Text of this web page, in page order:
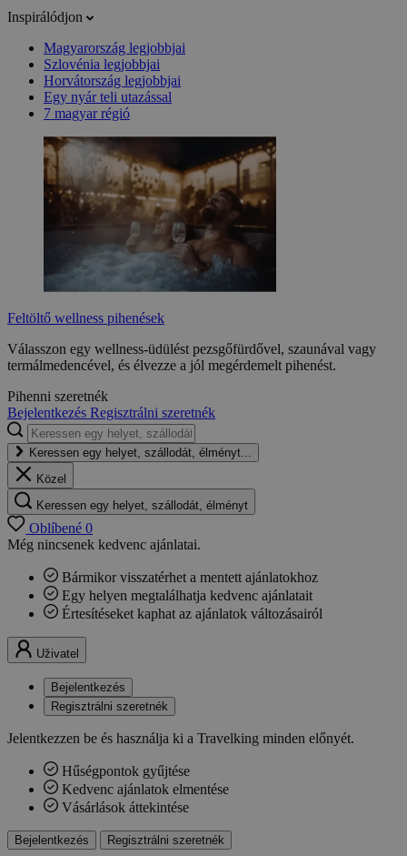
Inspirálódjon
Magyarország legjobbjai
Szlovénia legjobbjai
Horvátország legjobbjai
Egy nyár teli utazással
7 magyar régió
Feltöltő wellness pihenések
Válasszon egy wellness-üdülést pezsgőfürdővel, szaunával vagy
termálmedencével, és élvezze a jól megérdemelt pihenést.
Pihenni szeretnék
Bejelentkezés Regisztrálni szeretnék
Keressen egy helyet, szállodát, élményt...
Közel
Keressen egy helyet, szállodát, élményt
Oblíbené 0
Még nincsenek kedvenc ajánlatai.
Bármikor visszatérhet a mentett ajánlatokhoz
Egy helyen megtalálhatja kedvenc ajánlatait
Értesítéseket kaphat az ajánlatok változásairól
Uživatel
Bejelentkezés
Regisztrálni szeretnék
Jelentkezzen be és használja ki a Travelking minden előnyét.
Hűségpontok gyűjtése
Kedvenc ajánlatok elmentése
Vásárlások áttekintése
Bejelentkezés Regisztrálni szeretnék